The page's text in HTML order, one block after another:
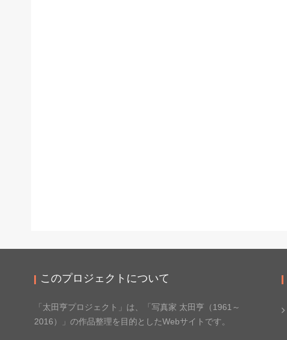
このプロジェクトについて
「太田亨プロジェクト」は、「写真家 太田亨（1961～
2016）」の作品整理を目的としたWebサイトです。